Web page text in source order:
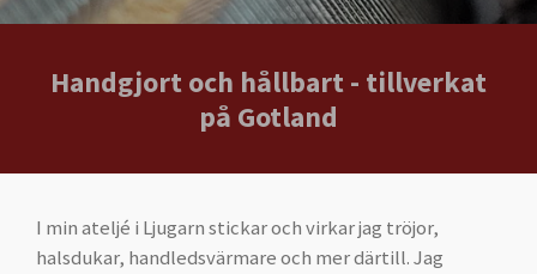
Handgjort och hållbart - tillverkat
på Gotland
I min ateljé i Ljugarn stickar och virkar jag tröjor,
halsdukar, handledsvärmare och mer därtill. Jag